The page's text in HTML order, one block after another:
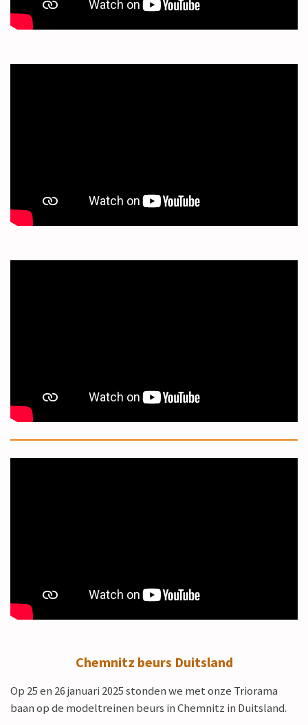
Chemnitz beurs Duitsland
Op 25 en 26 januari 2025 stonden we met onze Triorama
baan op de modeltreinen beurs in Chemnitz in Duitsland.